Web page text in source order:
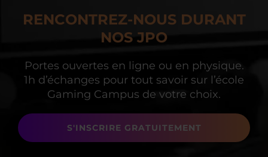
RENCONTREZ-NOUS DURANT
NOS JPO
Portes ouvertes en ligne ou en physique.
1h d’échanges pour tout savoir sur l’école
Gaming Campus de votre choix.
S'INSCRIRE GRATUITEMENT